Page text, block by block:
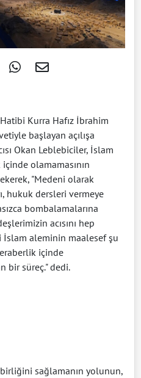
Kurra Hafız İbrahim
başlayan açılışa
Okan Leblebiciler, İslam
olamamasının
"Medeni olarak
hukuk dersleri vermeye
bombalamalarına
acısını hep
İslam aleminin maalesef şu
içinde
bir süreç." dedi.
sağlamanın yolunun,